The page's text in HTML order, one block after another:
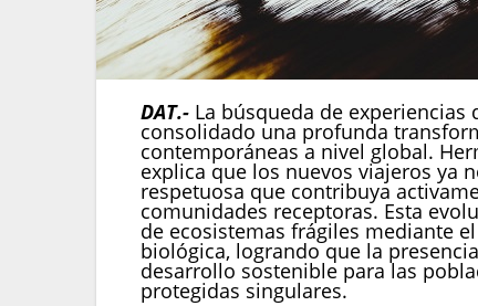
DAT.- La búsqueda de
consolidado una profunda
contemporáneas a nivel global.
explica que los nuevos viajeros ya
respetuosa que contribuya
comunidades receptoras. Esta
de ecosistemas frágiles mediante
biológica, logrando que la
desarrollo sostenible para las
protegidas singulares.